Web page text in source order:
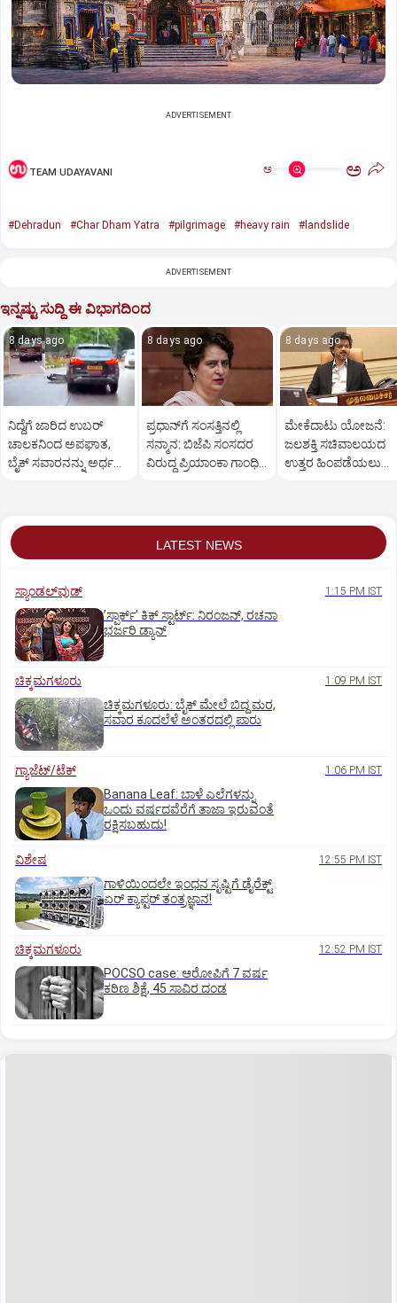
ADVERTISEMENT
TEAM UDAYAVANI ಅ ಅ
#Dehradun #Char Dham Yatra #pilgrimage #heavy rain #landslide
ADVERTISEMENT
ಇನ್ನಷ್ಟು ಸುದ್ದಿ ಈ ವಿಭಾಗದಿಂದ
8 days ago
ನಿದ್ದೆಗೆ ಜಾರಿದ ಉಬರ್
ಚಾಲಕನಿಂದ ಅಪಘಾತ,
ಬೈಕ್ ಸವಾರನನ್ನು ಅರ್ಧ
8 days ago
ಪ್ರಧಾನ್‌ಗೆ ಸಂಸತ್ತಿನಲ್ಲಿ
ಸನ್ಮಾನ: ಬಿಜೆಪಿ ಸಂಸದರ
ವಿರುದ್ಧ ಪ್ರಿಯಾಂಕಾ ಗಾಂಧಿ
8 days ago
ಮೇಕೆದಾಟು ಯೋಜನೆ:
ಜಲಶಕ್ತಿ ಸಚಿವಾಲಯದ
ಉತ್ತರ ಹಿಂಪಡೆಯಲು
LATEST NEWS
ಸ್ಯಾಂಡಲ್‌ವುಡ್‌ 1:15 PM IST
ʼಸ್ಪಾರ್ಕ್ʼ ಕಿಕ್‌ ಸ್ಟಾರ್ಟ್‌: ನಿರಂಜನ್‌, ರಚನಾ
ಭರ್ಜರಿ ಡ್ಯಾನ್‌
ಚಿಕ್ಕಮಗಳೂರು 1:09 PM IST
ಚಿಕ್ಕಮಗಳೂರು: ಬೈಕ್ ಮೇಲೆ ಬಿದ್ದ ಮರ,
ಸವಾರ ಕೂದಲೆಳೆ ಅಂತರದಲ್ಲಿ ಪಾರು
ಗ್ಯಾಜೆಟ್/ಟೆಕ್ 1:06 PM IST
Banana Leaf: ಬಾಳೆ ಎಲೆಗಳನ್ನು
ಒಂದು ವರ್ಷದವೆರೆಗೆ ತಾಜಾ ಇರುವಂತೆ
ರಕ್ಷಿಸಬಹುದು!
ವಿಶೇಷ 12:55 PM IST
ಗಾಳಿಯಿಂದಲೇ ಇಂಧನ ಸೃಷ್ಟಿಗೆ ಡೈರೆಕ್ಟ್
ಏರ್‌ ಕ್ಯಾಪ್ಟರ್ ತಂತ್ರಜ್ಞಾನ!
ಚಿಕ್ಕಮಗಳೂರು 12:52 PM IST
POCSO case: ಆರೋಪಿಗೆ 7 ವರ್ಷ
ಕಠಿಣ ಶಿಕ್ಷೆ, 45 ಸಾವಿರ ದಂಡ